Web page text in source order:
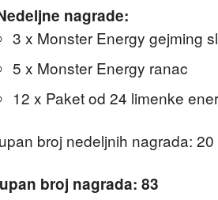
nagrade:
3 x Monster Energy gejming
5 x Monster Energy ranac
12 x Paket od 24 limenke
broj nedeljnih nagrada: 20
broj nagrada: 83